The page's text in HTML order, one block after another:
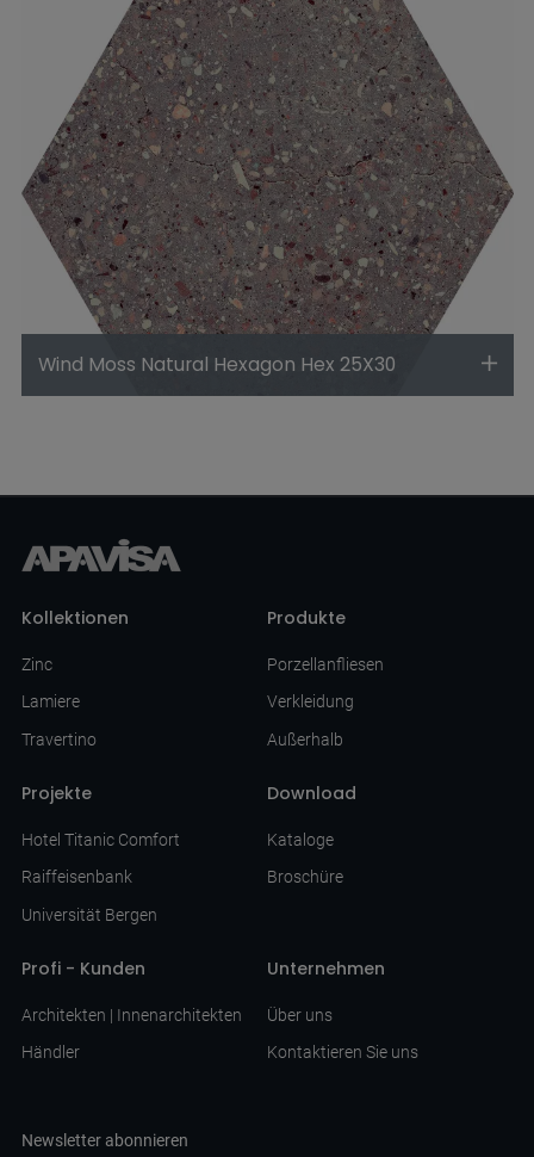
Wind Moss Natural Hexagon Hex 25X30
Kollektionen
Zinc
Lamiere
Travertino
Produkte
Porzellanfliesen
Verkleidung
Außerhalb
Projekte
Hotel Titanic Comfort
Raiffeisenbank
Universität Bergen
Download
Kataloge
Broschüre
Profi - Kunden
Architekten | Innenarchitekten
Händler
Unternehmen
Über uns
Kontaktieren Sie uns
Newsletter abonnieren